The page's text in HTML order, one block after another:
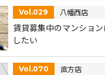
します。
Vol.029 八幡西店
賃貸募集中のマンショ
したい
Vol.070 直方店